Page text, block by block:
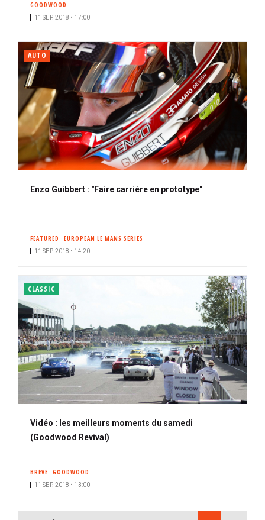
GOODWOOD
11 SEP. 2018 • 17:00
AUTO
Enzo Guibbert : "Faire carrière en prototype"
FEATURED EUROPEAN LE MANS SERIES
11 SEP. 2018 • 14:20
CLASSIC
Vidéo : les meilleurs moments du samedi
(Goodwood Revival)
BRÈVE GOODWOOD
11 SEP. 2018 • 13:00